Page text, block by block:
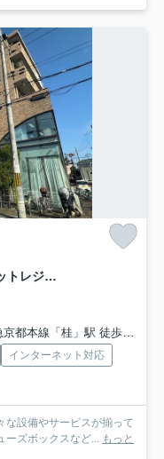
GARNET RESIDENCE上桂（ガーネットレジデンス上桂）
都本線「桂」駅 徒歩27分
インターネット対応
な設備やサービスが揃って
ーズボックスなど... もっと